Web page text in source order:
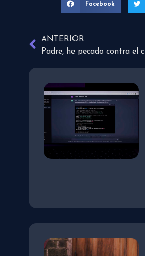
Facebook
ANTERIOR
Padre, he pecado contra el